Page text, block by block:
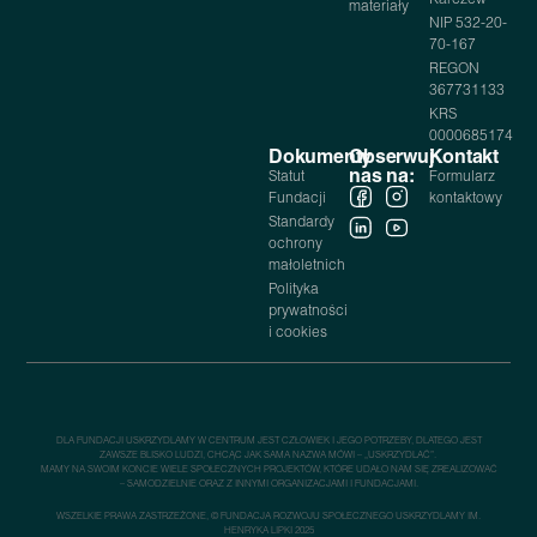
materiały
NIP 532-20-
70-167
REGON
367731133
KRS
0000685174
Dokumenty
Statut
Fundacji
Standardy
ochrony
małoletnich
Polityka
prywatności
i cookies
Obserwuj
nas na:
Kontakt
Formularz
kontaktowy
DLA FUNDACJI USKRZYDLAMY W CENTRUM JEST CZŁOWIEK I JEGO POTRZEBY, DLATEGO JEST
ZAWSZE BLISKO LUDZI, CHCĄC JAK SAMA NAZWA MÓWI – „USKRZYDLAĆ”.
MAMY NA SWOIM KONCIE WIELE SPOŁECZNYCH PROJEKTÓW, KTÓRE UDAŁO NAM SIĘ ZREALIZOWAĆ
– SAMODZIELNIE ORAZ Z INNYMI ORGANIZACJAMI I FUNDACJAMI.
WSZELKIE PRAWA ZASTRZEŻONE, © FUNDACJA ROZWOJU SPOŁECZNEGO USKRZYDLAMY IM.
HENRYKA LIPKI 2025